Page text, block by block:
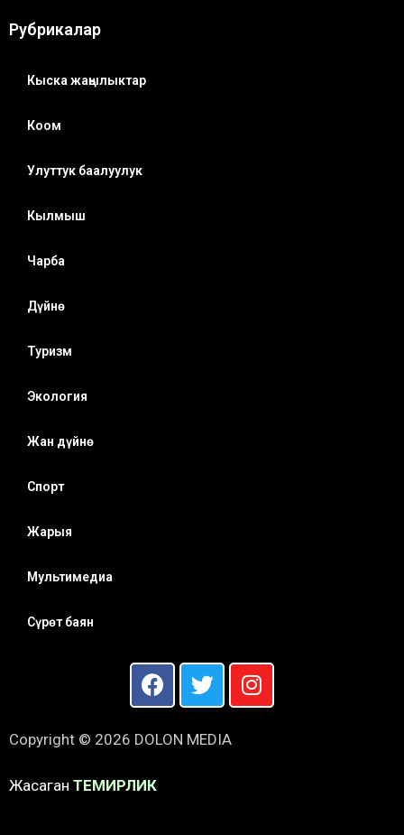
Рубрикалар
Кыска жаңылыктар
Коом
Улуттук баалуулук
Кылмыш
Чарба
Дүйнө
Туризм
Экология
Жан дүйнө
Спорт
Жарыя
Мультимедиа
Сүрөт баян
Copyright © 2026 DOLON MEDIA
Жасаган ТЕМИРЛИК